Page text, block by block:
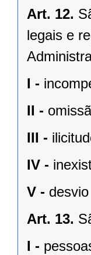
Art. 12.
legais e
I -
II -
III -
IV -
V -
Art. 13.
I -